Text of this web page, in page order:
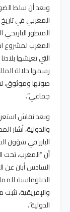
وبعد أن سلط
المغربي في
المنظور
المغرب لمشروع
التي تعيشها
رسمها جلالة
صوتها وموثوق،
جماعي”.
وبعد نقاش
والدولية، أشار
البارز في شؤون
أن “المغرب، تحت
السادس أبان عن
الدبلوماسية
والإفريقية،
الدولية”.